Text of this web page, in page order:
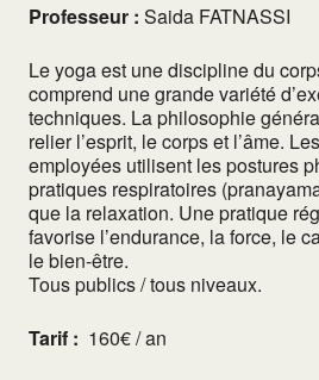
Professeur : Saida FATNASSI
Le yoga est une discipline du
comprend une grande variété
techniques. La philosophie
relier l’esprit, le corps et l’âme.
employées utilisent les postures
pratiques respiratoires
que la relaxation. Une pratique
favorise l’endurance, la force, le
le bien-être.
Tous publics / tous niveaux.
Tarif : 160€ / an